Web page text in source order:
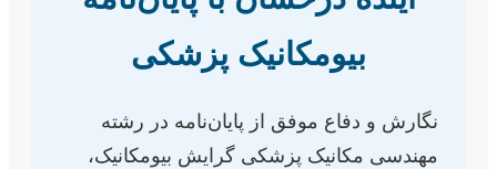
بیومکانیک پزشکی
نگارش و دفاع موفق از پایان‌نامه در رشته
مهندسی مکانیک پزشکی گرایش بیومکانیک،